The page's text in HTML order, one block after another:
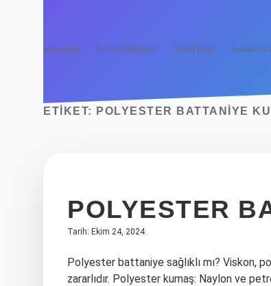
Anasayfa Gizlilik Politikası Yasal Uyarı
ETIKET: POLYESTER BATTANIYE
POLYESTER
Tarih: Ekim 24, 2024
Polyester battaniye sağlıklı mı? Viskon,
zararlıdır. Polyester kumaş: Naylon ve